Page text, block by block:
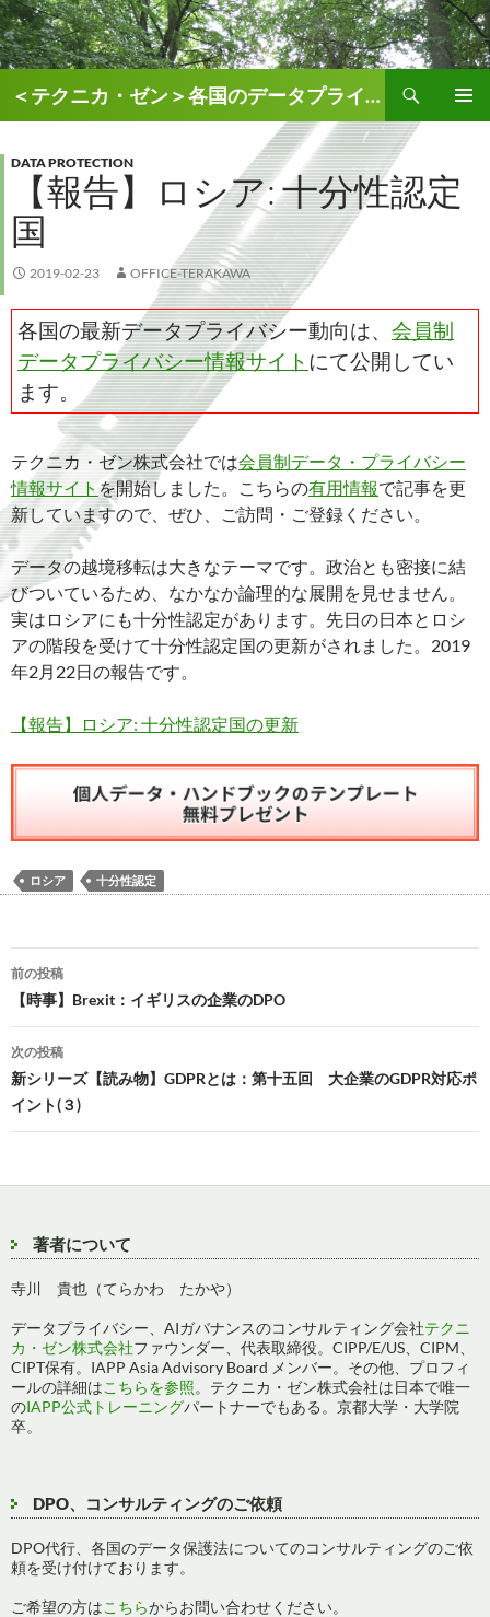
＜テクニカ・ゼン＞各国のデータプライバシー、AI関連情報
索
テ
へ
ス
キ
プ
DATA PROTECTION
【報告】ロシア: 十分性認定
国
2019-02-23 OFFICE-TERAKAWA
各国の最新データプライバシー動向は、 会員制
データプライバシー情報サイト にて公開してい
ます。
テクニカ・ゼン株式会社では会員制データ・プライバシー
情報サイト を開始しました。こちらの有用情報で記事を更
新していますので、ぜひ、ご訪問・ご登録ください。
データの越境移転は大きなテーマです。政治とも密接に結
びついているため、なかなか論理的な展開を見せません。
実はロシアにも十分性認定があります。先日の日本とロシ
アの階段を受けて十分性認定国の更新がされました。2019
年2月22日の報告です。
【報告】ロシア: 十分性認定国の更新
ロシア 十分性認定
投
稿
ナ
ビ
ゲ
シ
ョ
ン
前の投稿
【時事】Brexit：イギリスの企業のDPO
次の投稿
新シリーズ【読み物】GDPRとは：第十五回 大企業のGDPR対応ポ
イント(３)
著者について
寺川 貴也（てらかわ たかや）
データプライバシー、AIガバナンスのコンサルティング会社テクニ
カ・ゼン株式会社ファウンダー、代表取締役。CIPP/E/US、CIPM、
CIPT保有。IAPP Asia Advisory Board メンバー。その他、プロフィ
ールの詳細はこちらを参照。テクニカ・ゼン株式会社は日本で唯一
のIAPP公式トレーニングパートナーでもある。京都大学・大学院
卒。
DPO、コンサルティングのご依頼
DPO代行、各国のデータ保護法についてのコンサルティングのご依
頼を受け付けております。
ご希望の方はこちらからお問い合わせください。